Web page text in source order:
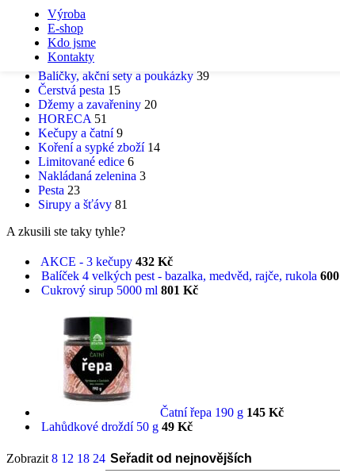
Skip to navigation
Výroba
E-shop
Kdo jsme
Kontakty
KATEGORIE PRODUKTŮ
Balíčky, akční sety a poukázky 39
Čerstvá pesta 15
Džemy a zavařeniny 20
HORECA 51
Kečupy a čatní 9
Koření a sypké zboží 14
Limitované edice 6
Nakládaná zelenina 3
Pesta 23
Sirupy a šťávy 81
A zkusili ste taky tyhle?
AKCE - 3 kečupy 432 Kč
Balíček 4 velkých pest - bazalka, medvěd, rajče, rukola 600
Cukrový sirup 5000 ml 801 Kč
Čatní řepa 190 g 145 Kč
Lahůdkové droždí 50 g 49 Kč
Zobrazit 8 12 18 24